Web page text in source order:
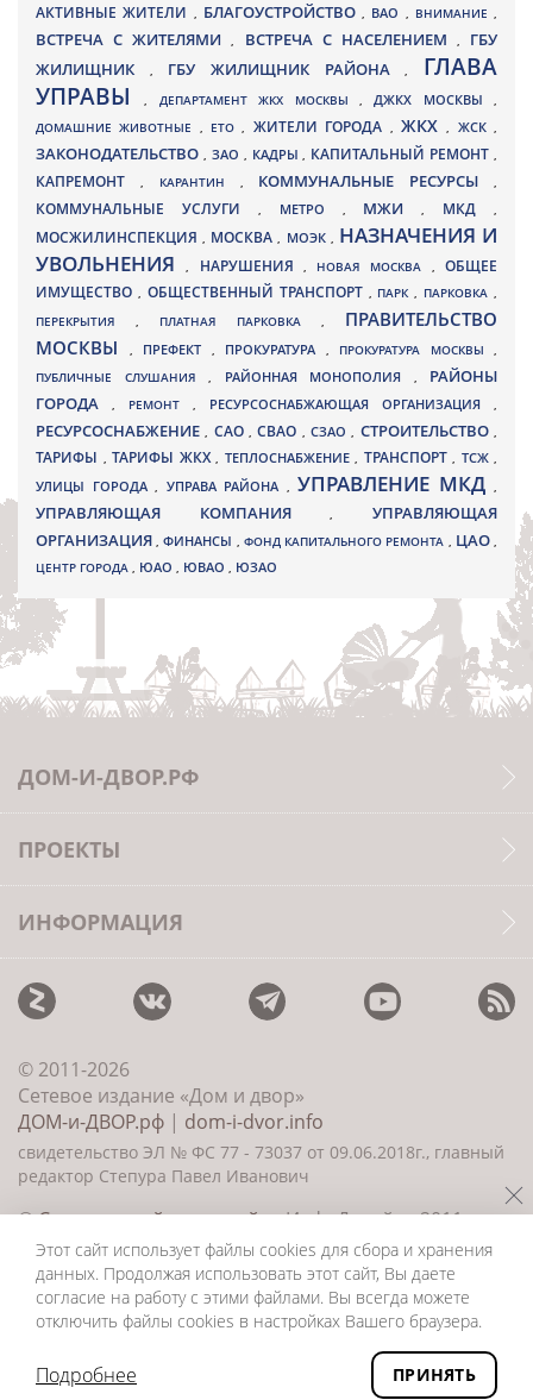
АКТИВНЫЕ ЖИТЕЛИ , БЛАГОУСТРОЙСТВО , ВАО , ВНИМАНИЕ ,
ВСТРЕЧА С ЖИТЕЛЯМИ, ВСТРЕЧА С НАСЕЛЕНИЕМ , ГБУ
ЖИЛИЩНИК
, ГБУ ЖИЛИЩНИК РАЙОНА, ГЛАВА
УПРАВЫ, ДЕПАРТАМЕНТ ЖКХ МОСКВЫ ,ДЖКХ МОСКВЫ ,
ДОМАШНИЕ ЖИВОТНЫЕ , ЕТО, ЖИТЕЛИ ГОРОДА , ЖКХ, ЖСК,
ЗАКОНОДАТЕЛЬСТВО , ЗАО , КАДРЫ, КАПИТАЛЬНЫЙ РЕМОНТ ,
КАПРЕМОНТ , КАРАНТИН , КОММУНАЛЬНЫЕ РЕСУРСЫ,
КОММУНАЛЬНЫЕ УСЛУГИ , МЕТРО , МЖИ, МКД ,
МОСЖИЛИНСПЕКЦИЯ, МОСКВА , МОЭК , НАЗНАЧЕНИЯ И
УВОЛЬНЕНИЯ, НАРУШЕНИЯ , НОВАЯ МОСКВА ,ОБЩЕЕ
ИМУЩЕСТВО , ОБЩЕСТВЕННЫЙ ТРАНСПОРТ , ПАРК, ПАРКОВКА ,
ПЕРЕКРЫТИЯ , ПЛАТНАЯ ПАРКОВКА , ПРАВИТЕЛЬСТВО
МОСКВЫ
, ПРЕФЕКТ , ПРОКУРАТУРА , ПРОКУРАТУРА МОСКВЫ ,
ПУБЛИЧНЫЕ СЛУШАНИЯ , РАЙОННАЯ МОНОПОЛИЯ , РАЙОНЫ
ГОРОДА
, РЕМОНТ , РЕСУРСОСНАБЖАЮЩАЯ ОРГАНИЗАЦИЯ ,
РЕСУРСОСНАБЖЕНИЕ, САО,СВАО ,СЗАО, СТРОИТЕЛЬСТВО,
ТАРИФЫ , ТАРИФЫ ЖКХ , ТЕПЛОСНАБЖЕНИЕ , ТРАНСПОРТ , ТСЖ ,
УЛИЦЫ ГОРОДА , УПРАВА РАЙОНА , УПРАВЛЕНИЕ МКД ,
УПРАВЛЯЮЩАЯ КОМПАНИЯ,УПРАВЛЯЮЩАЯ
ОРГАНИЗАЦИЯ,ФИНАНСЫ , ФОНД КАПИТАЛЬНОГО РЕМОНТА , ЦАО,
ЦЕНТР ГОРОДА , ЮАО , ЮВАО , ЮЗАО
ДОМ-И-ДВОР.РФ
ПРОЕКТЫ
ИНФОРМАЦИЯ
© 2011-2026
Сетевое издание «Дом и двор»
ДОМ-и-ДВОР.рф | dom-i-dvor.info
свидетельство ЭЛ № ФС 77 - 73037 от 09.06.2018г., главный
редактор Степура Павел Иванович
©Создание сайта и дизайн«ИнфоДизайн» 2011—
2026
Этот сайт использует файлы cookies для сбора и хранения
данных. Продолжая использовать этот сайт, Вы даете
согласие на работу с этими файлами. Вы всегда можете
отключить файлы cookies в настройках Вашего браузера.
Подробнее ПРИНЯТЬ